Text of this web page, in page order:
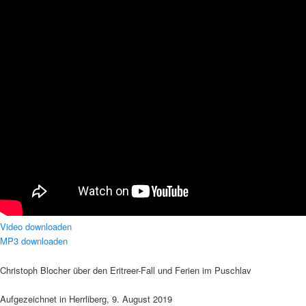
Video downloaden
MP3 downloaden
Christoph Blocher über den Eritreer-Fall und Ferien im Puschlav
Aufgezeichnet in Herrliberg, 9. August 2019